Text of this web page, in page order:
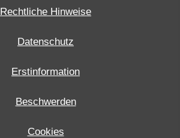
Rechtliche Hinweise
Datenschutz
Erstinformation
Beschwerden
Cookies